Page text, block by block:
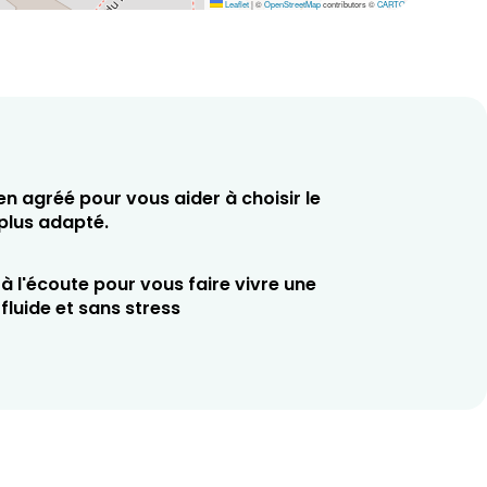
Leaflet|©OpenStreetMapcontributors ©CARTO
agréé pour vous aider à choisir le
adapté.
à l'écoute pour vous faire vivre une
et sans stress